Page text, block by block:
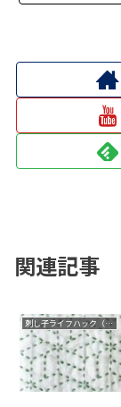
関連記事
刺し子ライフハック（コツ）